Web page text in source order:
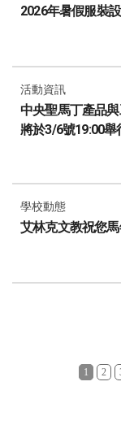
2026年暑假服裝
活動資訊
中央聖馬丁產品
將於3/6號19:00舉
學校動態
艾林克文教祝您
1 2